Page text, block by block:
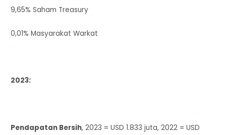
9,65% Saham Treasury
0,01% Masyarakat Warkat
2023:
Pendapatan Bersih, 2023 = USD 1.833 juta, 2022 = USD